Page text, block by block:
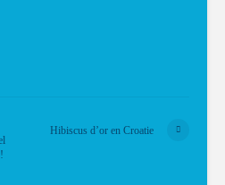
Hibiscus d’or en Croatie